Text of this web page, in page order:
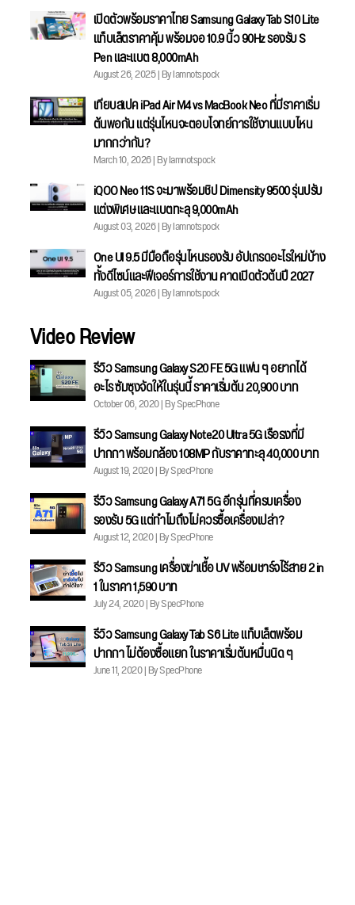
เปิดตัวพร้อมราคาไทย Samsung Galaxy Tab S10 Lite
แท็บเล็ตราคาคุ้ม พร้อมจอ 10.9 นิ้ว 90Hz รองรับ S
Pen และแบต 8,000mAh
August 26, 2025 | By Iamnotspock
เทียบสเปค iPad Air M4 vs MacBook Neo ที่มีราคาเริ่ม
ต้นพอกัน แต่รุ่นไหนจะตอบโจทย์การใช้งานแบบไหน
มากกว่ากัน?
March 10, 2026 | By Iamnotspock
iQOO Neo 11S จะมาพร้อมชิป Dimensity 9500 รุ่นปรับ
แต่งพิเศษ และแบตทะลุ 9,000mAh
August 03, 2026 | By Iamnotspock
One UI 9.5 มีมือถือรุ่นไหนรองรับ อัปเกรดอะไรใหม่บ้าง
ทั้งดีไซน์และฟีเจอร์การใช้งาน คาดเปิดตัวต้นปี 2027
August 05, 2026 | By Iamnotspock
Video Review
รีวิว Samsung Galaxy S20 FE 5G แฟน ๆ อยากได้
อะไร ซัมซุงจัดให้ในรุ่นนี้ ราคาเริ่มต้น 20,900 บาท
October 06, 2020 | By SpecPhone
รีวิว Samsung Galaxy Note20 Ultra 5G เรือธงที่มี
ปากกา พร้อมกล้อง 108MP กับราคาทะลุ 40,000 บาท
August 19, 2020 | By SpecPhone
รีวิว Samsung Galaxy A71 5G อีกรุ่นที่ครบเครื่อง
รองรับ 5G แต่ทำไมถึงไม่ควรซื้อเครื่องเปล่า?
August 12, 2020 | By SpecPhone
รีวิว Samsung เครื่องฆ่าเชื้อ UV พร้อมชาร์จไร้สาย 2 in
1 ในราคา 1,590 บาท
July 24, 2020 | By SpecPhone
รีวิว Samsung Galaxy Tab S6 Lite แท็บเล็ตพร้อม
ปากกา ไม่ต้องซื้อแยก ในราคาเริ่มต้นหมื่นนิด ๆ
June 11, 2020 | By SpecPhone